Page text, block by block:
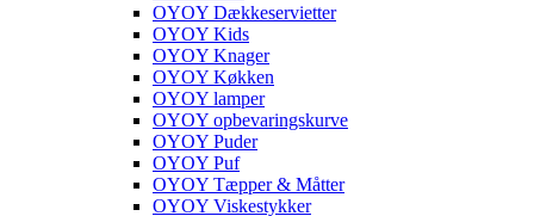
OYOY Dækkeservietter
OYOY Kids
OYOY Knager
OYOY Køkken
OYOY lamper
OYOY opbevaringskurve
OYOY Puder
OYOY Puf
OYOY Tæpper & Måtter
OYOY Viskestykker